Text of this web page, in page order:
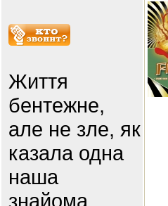
Життя
бентежне,
але не зле, як
казала одна
наша
знайома.